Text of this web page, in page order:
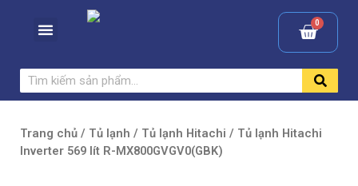
Trang chủ / Tủ lạnh / Tủ lạnh Hitachi / Tủ lạnh Hitachi
Inverter 569 lít R-MX800GVGV0(GBK)